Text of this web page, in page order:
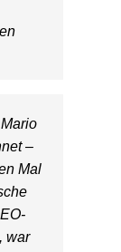
–
Mal
war